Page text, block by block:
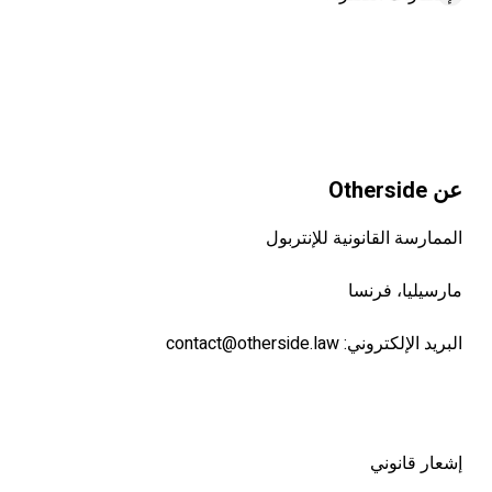
عن Otherside
الممارسة القانونية للإنتربول
مارسيليا، فرنسا
البريد الإلكتروني:contact@otherside.law
إشعار قانوني